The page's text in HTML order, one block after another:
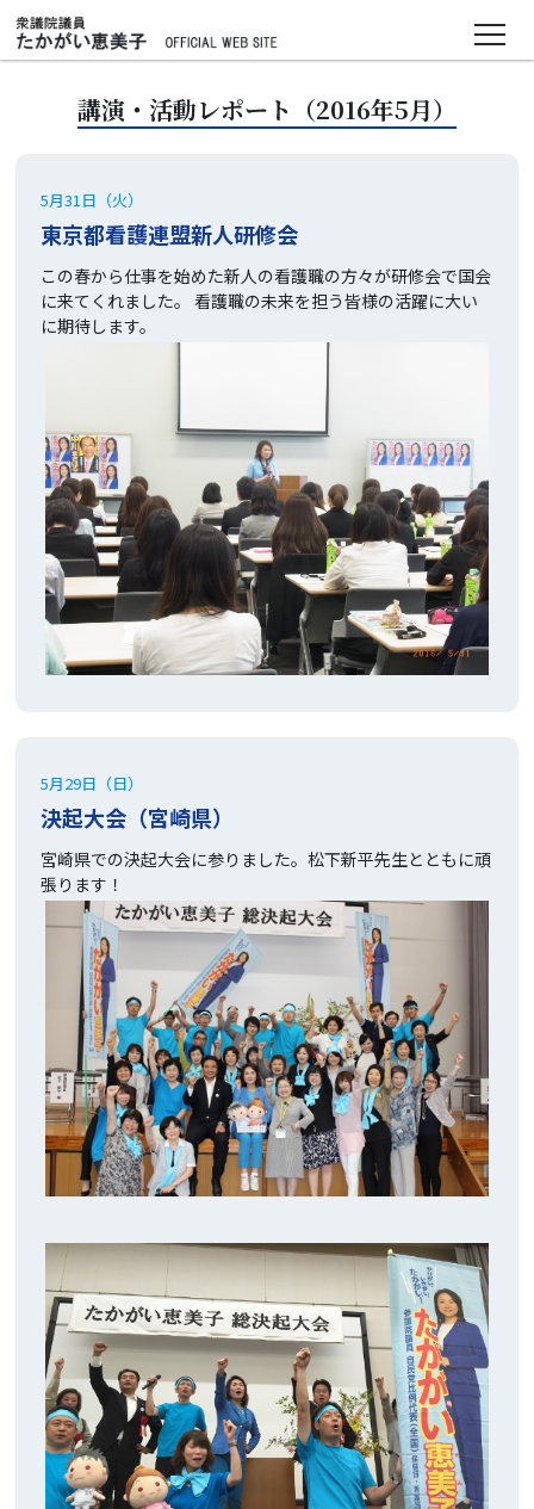
ＴＯＰ
・素顔
基本理念・政策
活動報告
・国会質問
・風興（かぜおこし）プロジェクト
・マンスリー活動報告
・たかがい恵美子チャンネル
・たかがい恵美子の執筆活動
・未来を創る会通信
・アンフィニ
・支援者からのメッセージ
・みなさまからの声
党員募集
個⼈情報の取り扱い
お問い合わせ
リンク
講演・活動レポート（2016年5月）
5月31日（火）
東京都看護連盟新人研修会
この春から仕事を始めた新人の看護職の方々が研修会で国会
に来てくれました。 看護職の未来を担う皆様の活躍に大い
に期待します。
5月29日（日）
決起大会（宮崎県）
宮崎県での決起大会に参りました。松下新平先生とともに頑
張ります！